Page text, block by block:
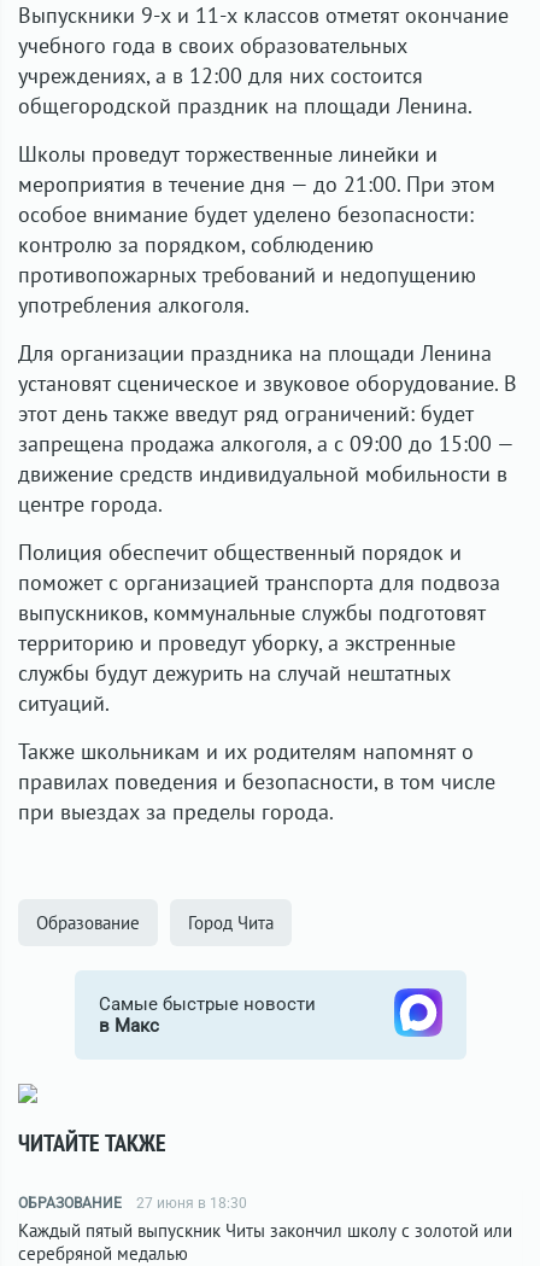
Выпускники 9-х и 11-х классов отметят окончание
учебного года в своих образовательных
учреждениях, а в 12:00 для них состоится
общегородской праздник на площади Ленина.
Школы проведут торжественные линейки и
мероприятия в течение дня — до 21:00. При этом
особое внимание будет уделено безопасности:
контролю за порядком, соблюдению
противопожарных требований и недопущению
употребления алкоголя.
Для организации праздника на площади Ленина
установят сценическое и звуковое оборудование. В
этот день также введут ряд ограничений: будет
запрещена продажа алкоголя, а с 09:00 до 15:00 —
движение средств индивидуальной мобильности в
центре города.
Полиция обеспечит общественный порядок и
поможет с организацией транспорта для подвоза
выпускников, коммунальные службы подготовят
территорию и проведут уборку, а экстренные
службы будут дежурить на случай нештатных
ситуаций.
Также школьникам и их родителям напомнят о
правилах поведения и безопасности, в том числе
при выездах за пределы города.
Образование Город Чита
Самые быстрые новости
в Макс
ЧИТАЙТЕ ТАКЖЕ
ОБРАЗОВАНИЕ 27 июня в 18:30
Каждый пятый выпускник Читы закончил школу с золотой или
серебряной медалью